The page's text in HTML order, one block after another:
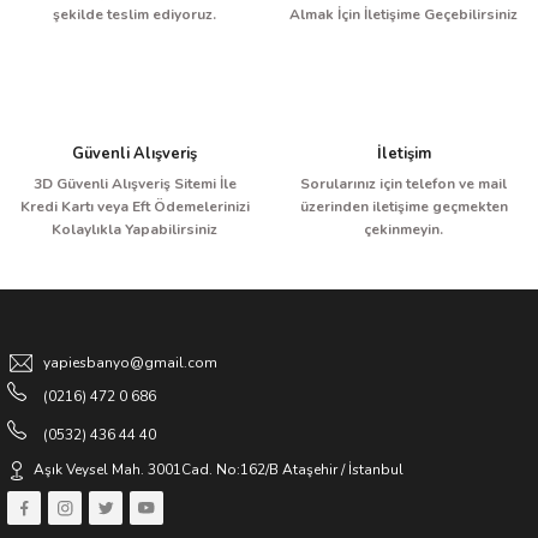
Bu ürüne benzer farklı alternatifler olmalı.
BAĞIMSIZ KÜVET BATARYASI GOLD
şekilde teslim ediyoruz.
Almak İçin İletişime Geçebilirsiniz
Güvenli Alışveriş
3D Güvenli Alışveriş Sitemi İle
Kredi Kartı veya Eft Ödemelerinizi
Kolaylıkla Yapabilirsiniz
İletişim
Sorularınız için telefon ve mail
üzerinden iletişime geçmekten
çekinmeyin.
yapiesbanyo@gmail.com
(0216) 472 0 686
(0532) 436 44 40
Aşık Veysel Mah. 3001Cad. No:162/B Ataşehir / İstanbul